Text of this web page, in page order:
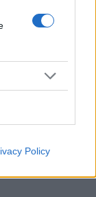
Policy